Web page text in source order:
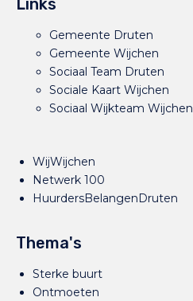
Links
Gemeente Druten
Gemeente Wijchen
Sociaal Team Druten
Sociale Kaart Wijchen
Sociaal Wijkteam Wijchen
WijWijchen
Netwerk 100
HuurdersBelangenDruten
Thema's
Sterke buurt
Ontmoeten